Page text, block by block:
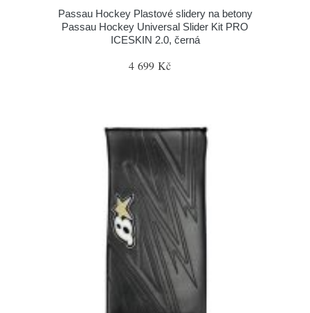
Passau Hockey Plastové slidery na betony
Passau Hockey Universal Slider Kit PRO
ICESKIN 2.0, černá
4 699 Kč